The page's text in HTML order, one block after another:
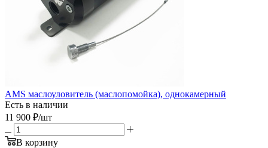
AMS маслоуловитель (маслопомойка), однокамерный
Есть в наличии
11 900 ₽/шт
В корзину